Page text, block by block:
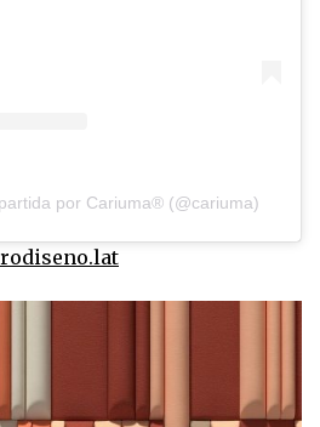
por Cariuma® (@cariuma)